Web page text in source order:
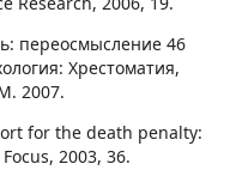
переосмысление 46
Хрестоматия,
2007.
for the death penalty:
2003, 36.